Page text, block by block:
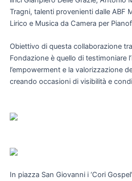
Tragni, talenti provenienti dalle ABF
Lirico e Musica da Camera per
Obiettivo di questa collaborazione
Fondazione è quello di testimoniare
l’empowerment e la valorizzazione
creando occasioni di visibilità e
In piazza San Giovanni i ‘Cori